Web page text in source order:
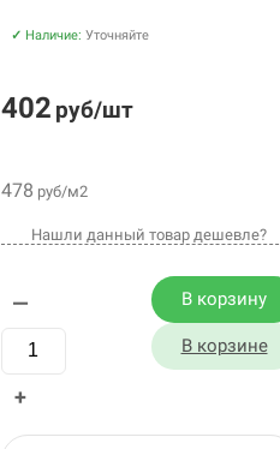
✓ Наличие: Уточняйте
402 руб/шт
478 руб/м2
Нашли данный товар дешевле?
—
+
В корзину
В корзине